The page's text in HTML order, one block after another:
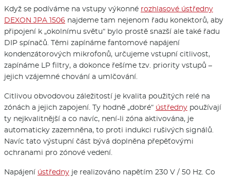
Když se podíváme na vstupy výkonné rozhlasové ústředny
DEXON JPA 1506 najdeme tam nejenom řadu konektorů, aby
připojení k „okolnímu světu“ bylo prostě snazší ale také řadu
DIP spínačů. Těmi zapínáme fantomové napájení
kondenzátorových mikrofonů, určujeme vstupní citlivost,
zapínáme LP filtry, a dokonce řešíme tzv. priority vstupů –
jejich vzájemné chování a umlčování.
Citlivou obvodovou záležitostí je kvalita použitých relé na
zónách a jejich zapojení. Ty hodně „dobré“ ústředny používají
ty nejkvalitnější a co navíc, není-li zóna aktivována, je
automaticky zazemněna, to proti indukci rušivých signálů.
Navíc tato výstupní část bývá doplněna přepěťovými
ochranami pro zónové vedení.
Napájení ústředny je realizováno napětím 230 V / 50 Hz. Co